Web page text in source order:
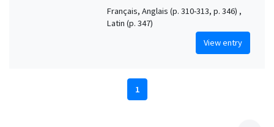
Français, Anglais (p. 310-313, p. 346) ,
Latin (p. 347)
View entry
1